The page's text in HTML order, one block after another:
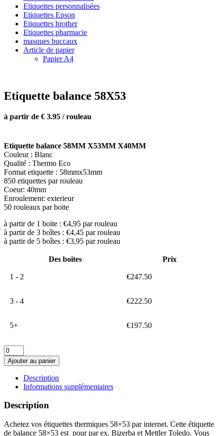
Etiquettes personnalisées
Etiquettes Epson
Etiquettes brother
Etiquettes pharmacie
masques buccaux
Article de papier
Papier A4
Etiquette balance 58X53
à partir de € 3.95 / rouleau
Etiquette balance 58MM X53MM X40MM
Couleur : Blanc
Qualité : Thermo Eco
Format etiquette : 58mmx53mm
850 etiquettes par rouleau
Coeur: 40mm
Enroulement: exterieur
50 rouleaux par boite
à partir de 1 boite : €4,95 par rouleau
à partir de 3 boîtes : €4,45 par rouleau
à partir de 5 boîtes : €3,95 par rouleau
Des boites Prix
1 - 2 €247.50
3 - 4 €222.50
5+ €197.50
quantité
de
Etiquette
balance
58X53
Ajouter au panier
Description
Informations supplémentaires
Description
Achetez vos étiquettes thermiques 58×53 par internet. Cette étiquette
de balance 58×53 est pour par ex. Bizerba et Mettler Toledo. Vous